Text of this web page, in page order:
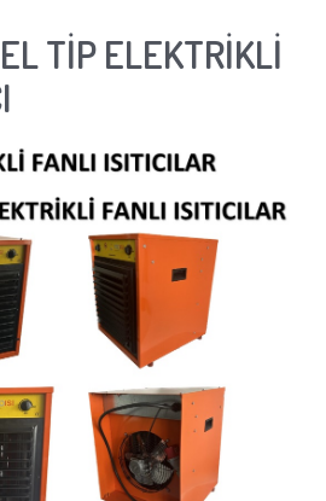
TİP ELEKTRİKLİ